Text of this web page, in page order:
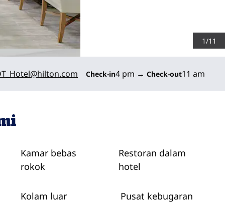
1/11
@hilton.com Check-in4 pm → Check-out11 am
Kamar bebas
rokok
Restoran dalam
hotel
Kolam luar
Pusat kebugaran